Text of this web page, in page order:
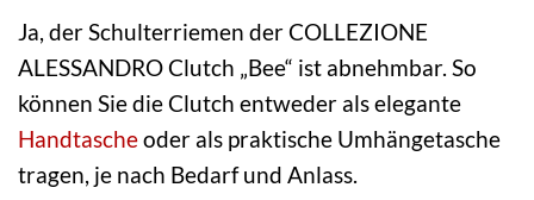
Ja, der Schulterriemen der COLLEZIONE
ALESSANDRO Clutch „Bee“ ist abnehmbar. So
können Sie die Clutch entweder als elegante
Handtascheoder als praktische Umhängetasche
tragen, je nach Bedarf und Anlass.